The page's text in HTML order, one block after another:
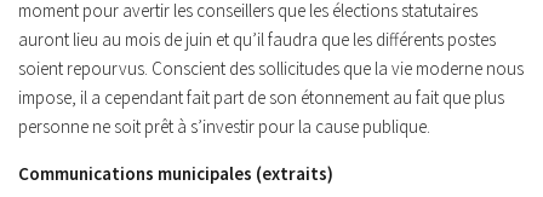
moment pour avertir les conseillers que les élections statutaires
auront lieu au mois de juin et qu’il faudra que les différents postes
soient repourvus. Conscient des sollicitudes que la vie moderne nous
impose, il a cependant fait part de son étonnement au fait que plus
personne ne soit prêt à s’investir pour la cause publique.
Communications municipales (extraits)